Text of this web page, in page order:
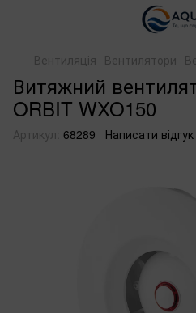
Вентиляція Вентилятори
Витяжний
ORBIT WXO150
Артикул: 68289 Написати відгук